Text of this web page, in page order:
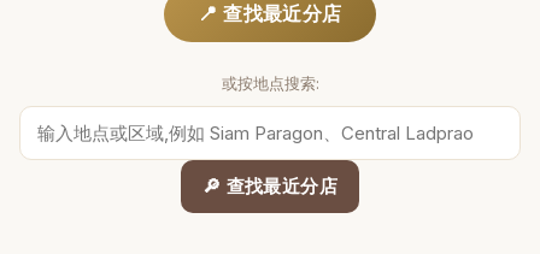
📍 查找最近分店
或按地点搜索:
🔎 查找最近分店